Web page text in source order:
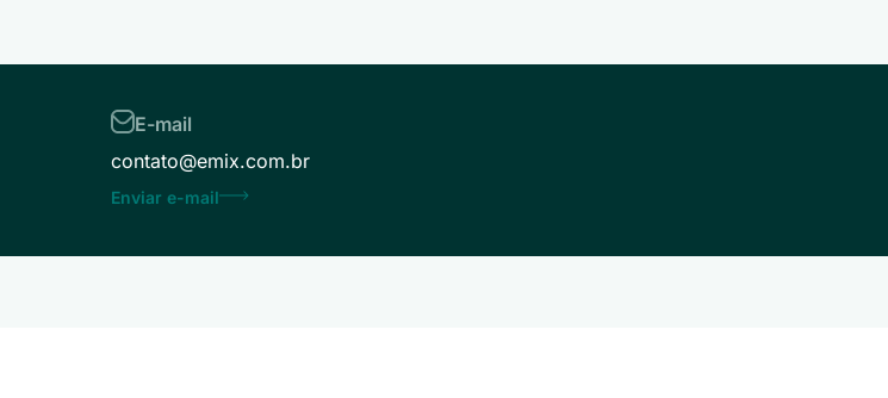
E-mail
contato@emix.com.br
Enviar e-mail